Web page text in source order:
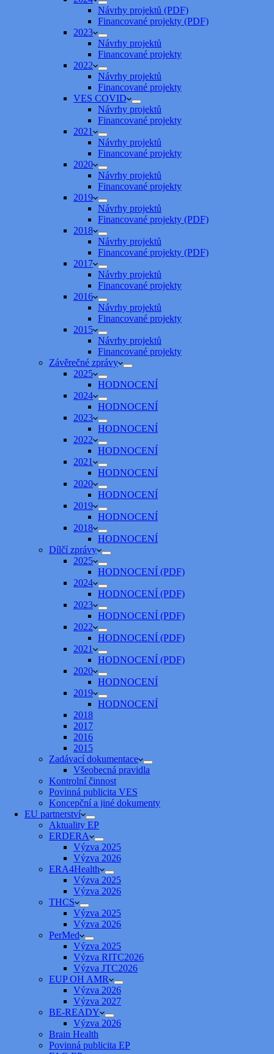
Návrhy projektů (PDF)
Financované projekty (PDF)
2023
Návrhy projektů
Financované projekty
2022
Návrhy projektů
Financované projekty
VES COVID
Návrhy projektů
Financované projekty
2021
Návrhy projektů
Financované projekty
2020
Návrhy projektů
Financované projekty
2019
Návrhy projektů
Financované projekty (PDF)
2018
Návrhy projektů
Financované projekty (PDF)
2017
Návrhy projektů
Financované projekty
2016
Návrhy projektů
Financované projekty
2015
Návrhy projektů
Financované projekty
Závěrečné zprávy
2025
HODNOCENÍ
2024
HODNOCENÍ
2023
HODNOCENÍ
2022
HODNOCENÍ
2021
HODNOCENÍ
2020
HODNOCENÍ
2019
HODNOCENÍ
2018
HODNOCENÍ
Dílčí zprávy
2025
HODNOCENÍ (PDF)
2024
HODNOCENÍ (PDF)
2023
HODNOCENÍ (PDF)
2022
HODNOCENÍ (PDF)
2021
HODNOCENÍ (PDF)
2020
HODNOCENÍ
2019
HODNOCENÍ
2018
2017
2016
2015
Zadávací dokumentace
Všeobecná pravidla
Kontrolní činnost
Povinná publicita VES
Koncepční a jiné dokumenty
EU partnerství
Aktuality EP
ERDERA
Výzva 2025
Výzva 2026
ERA4Health
Výzva 2025
Výzva 2026
THCS
Výzva 2025
Výzva 2026
PerMed
Výzva 2025
Výzva RITC2026
Výzva JTC2026
EUP OH AMR
Výzva 2026
Výzva 2027
BE-READY
Výzva 2026
Brain Health
Povinná publicita EP